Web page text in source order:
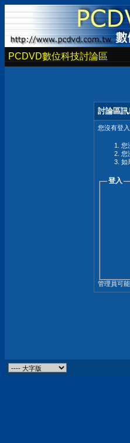
PCDVD數位科技討論區
討論區訊
您沒有登
您
您
如
登入
管理員可